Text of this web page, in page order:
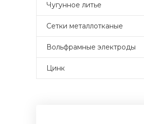
Чугунное литье
Сетки металлотканые
Вольфрамные электроды
Цинк